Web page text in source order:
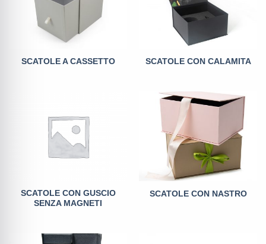
SCATOLE A CASSETTO SCATOLE CON CALAMITA
SCATOLE CON GUSCIO
SENZA MAGNETI
SCATOLE CON NASTRO